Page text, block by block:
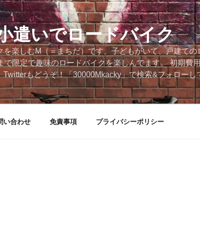
遣いでロードバイク
楽しむM（＝まちだ）です。子どもがいて、戸建て
限定で趣味のロードバイクを楽しんでます。 初期費
もどうぞ！「30000Mkacky」で検索&フォローし
い合わせ 免責事項 プライバシーポリシー